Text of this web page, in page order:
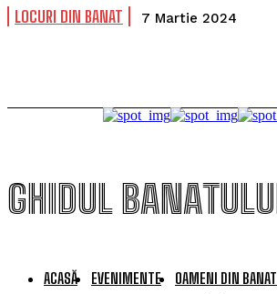
LOCURI DIN BANAT 7 Martie 2024
GHIDUL BANATULUI
ACASĂ EVENIMENTE
OAMENI DIN BANAT